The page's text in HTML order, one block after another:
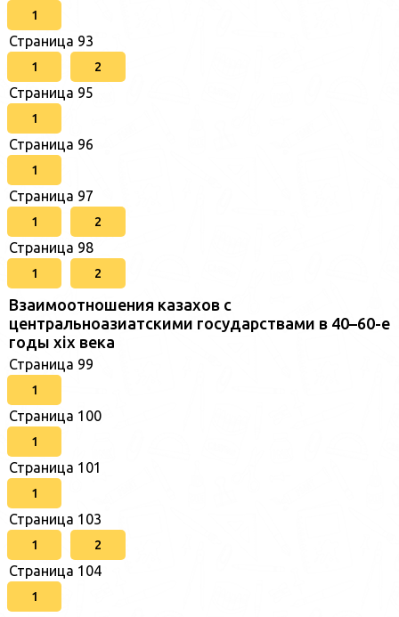
1
Страница 93
1 2
Страница 95
1
Страница 96
1
Страница 97
1 2
Страница 98
1 2
Взаимоотношения казахов с
центральноазиатскими государствами в 40–60-е
годы xix века
Страница 99
1
Страница 100
1
Страница 101
1
Страница 103
1 2
Страница 104
1